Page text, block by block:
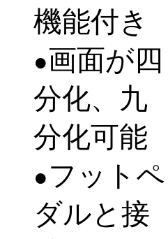
機能付き
●画面が四
分化、九
分化可能
●フットペ
ダルと接